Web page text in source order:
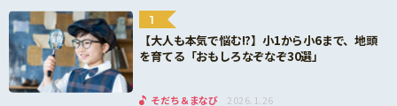
1
【大人も本気で悩む!?】小1から小6まで、地頭
を育てる「おもしろなぞなぞ30選」
そだち＆まなび 2026.1.26